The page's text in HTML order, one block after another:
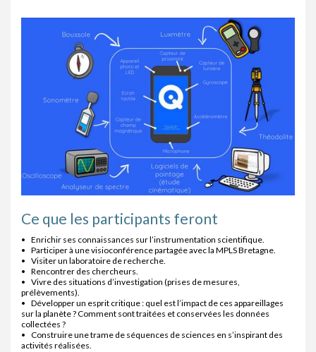
Ce que les participants feront
• Enrichir ses connaissances sur l’instrumentation scientifique.
• Participer à une visioconférence partagée avec la MPLS Bretagne.
• Visiter un laboratoire de recherche.
• Rencontrer des chercheurs.
• Vivre des situations d’investigation (prises de mesures,
prélèvements).
• Développer un esprit critique : quel est l’impact de ces appareillages
sur la planète ? Comment sont traitées et conservées les données
collectées ?
• Construire une trame de séquences de sciences en s’inspirant des
activités réalisées.